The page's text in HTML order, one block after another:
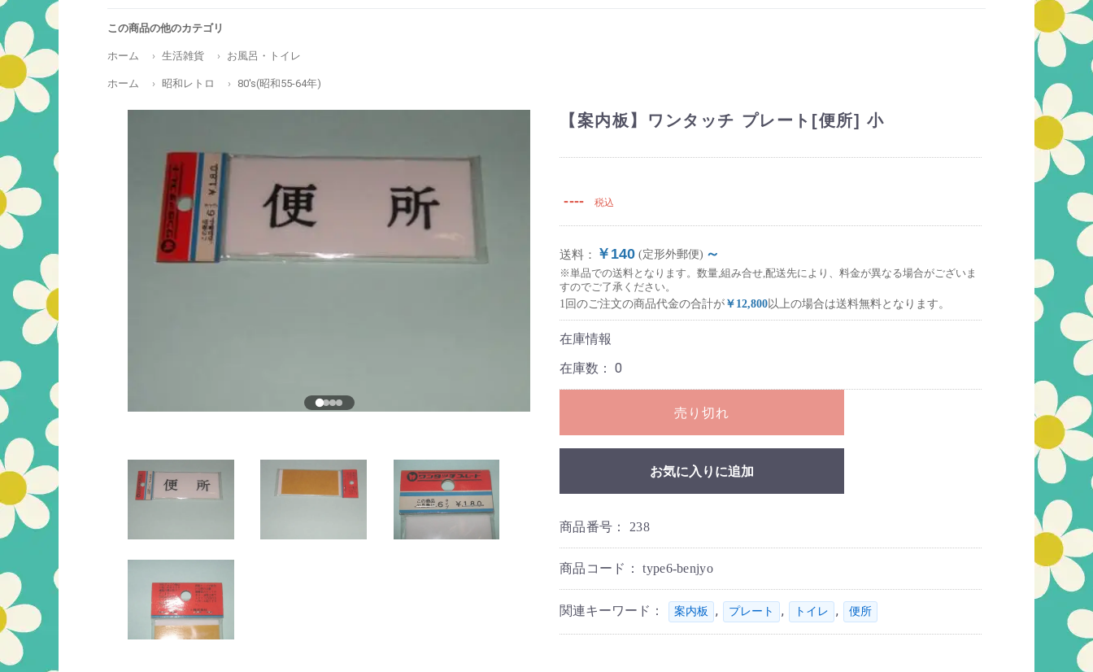
この商品の他のカテゴリ
ホーム 生活雑貨 お風呂・トイレ
ホーム 昭和レトロ 80's(昭和55-64年)
【案内板】ワンタッチ プレート[便所] 小
---- 税込
送料： ￥140 (定形外郵便) ～
※単品での送料となります。数量,組み合せ,配送先により、料金が異なる場合がございま
すのでご了承ください。
1回のご注文の商品代金の合計が ￥12,800以上の場合は送料無料となります。
在庫情報
在庫数： 0
売り切れ
お気に入りに追加
商品番号： 238
商品コード：type6-benjyo
関連キーワード： 案内板 , プレート , トイレ , 便所